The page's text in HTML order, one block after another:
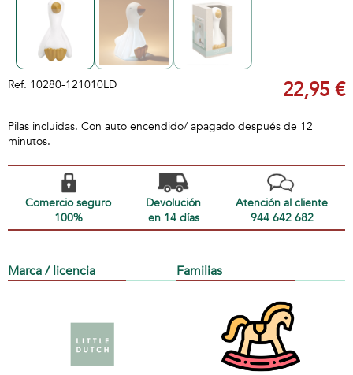
Ref. 10280-121010LD 22,95 €
Pilas incluidas. Con auto encendido/ apagado después de 12
minutos.
Comercio seguro
100%
Devolución
en 14 días
Atención al cliente
944 642 682
Marca / licencia Familias